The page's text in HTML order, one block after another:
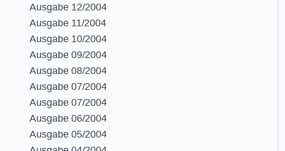
Ausgabe 12/2004
Ausgabe 11/2004
Ausgabe 10/2004
Ausgabe 09/2004
Ausgabe 08/2004
Ausgabe 07/2004
Ausgabe 07/2004
Ausgabe 06/2004
Ausgabe 05/2004